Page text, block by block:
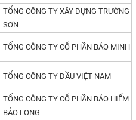
TỔNG CÔNG TY XÂY DỰNG TRƯỜNG
SƠN
TỔNG CÔNG TY CỔ PHẦN BẢO MINH
TỔNG CÔNG TY DẦU VIỆT NAM
TỔNG CÔNG TY CỔ PHẦN BẢO HIỂM
BẢO LONG